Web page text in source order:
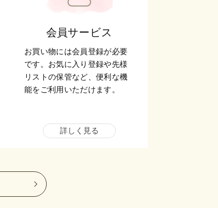
会員サービス
お買い物には会員登録が必要
です。お気に入り登録や先様
リストの保管など、便利な機
能をご利用いただけます。
詳しく見る